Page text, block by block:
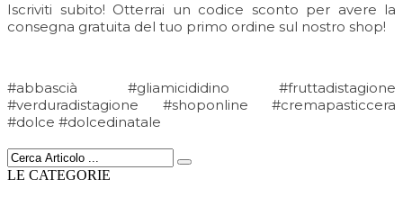
Iscriviti subito! Otterrai un codice sconto per avere la
consegna gratuita del tuo primo ordine sul nostro shop!
#abbascià #gliamicididino #fruttadistagione
#verduradistagione #shoponline #cremapasticcera
#dolce #dolcedinatale
LE CATEGORIE